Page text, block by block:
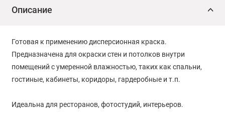
Описание
Готовая к применению дисперсионная краска.
Предназначена для окраски стен и потолков внутри
помещений с умеренной влажностью, таких как спальни,
гостиные, кабинеты, коридоры, гардеробные и т.п.
Идеальна для ресторанов, фотостудий, интерьеров.